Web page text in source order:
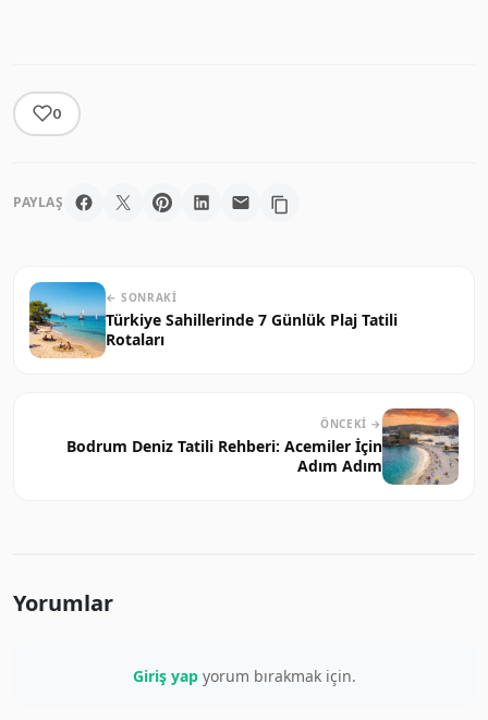
0
PAYLAŞ
← SONRAKI
Türkiye Sahillerinde 7 Günlük Plaj Tatili
Rotaları
ÖNCEKI →
Bodrum Deniz Tatili Rehberi: Acemiler İçin
Adım Adım
Yorumlar
Giriş yapyorum bırakmak için.